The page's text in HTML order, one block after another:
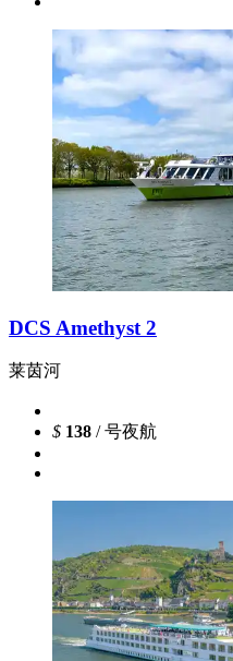
DCS Amethyst 2
莱茵河
$ 138 / 号夜航